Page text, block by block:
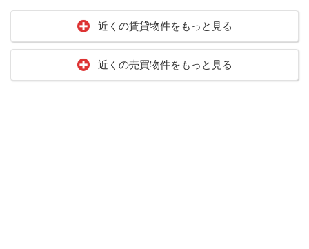
近くの賃貸物件をもっと見る
近くの売買物件をもっと見る